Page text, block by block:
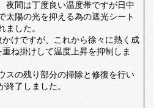
夜間は丁度良い温度帯ですが日中
太陽の光を抑える為の遮光シート
ました。
けですが、これから徐々に熱く成
ね掛けして温度上昇を抑制しま
スの残り部分の掃除と修復を行い
終了しました。